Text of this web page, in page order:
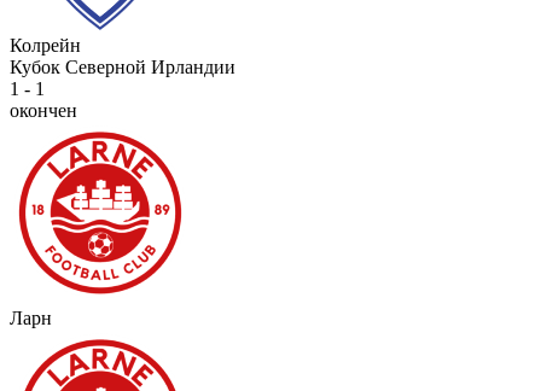
Колрейн
Кубок Северной Ирландии
1 - 1
окончен
Ларн